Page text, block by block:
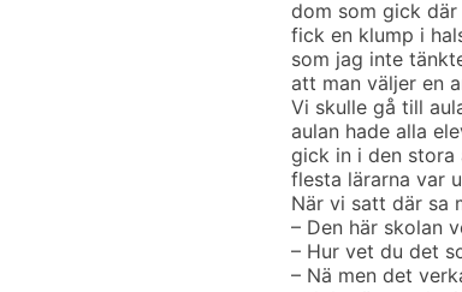
dom som gick där
fick en klump i
som jag inte
att man väljer en
Vi skulle gå till
aulan hade alla
gick in i den stora
flesta lärarna var
När vi satt där sa
– Den här skolan
– Hur vet du det
– Nä men det